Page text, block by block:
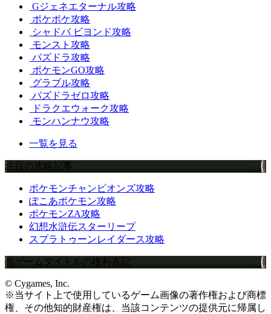
Gジェネエターナル攻略
ポケポケ攻略
シャドバ ビヨンド攻略
モンスト攻略
パズドラ攻略
ポケモンGO攻略
グラブル攻略
パズドラゼロ攻略
ドラクエウォーク攻略
モンハンナウ攻略
一覧を見る
注目の攻略記事
ポケモンチャンピオンズ攻略
ぽこあポケモン攻略
ポケモンZA攻略
幻想水滸伝スターリープ
スプラトゥーンレイダース攻略
当ゲームタイトルの権利表記
© Cygames, Inc.
※当サイト上で使用しているゲーム画像の著作権および商標
権、その他知的財産権は、当該コンテンツの提供元に帰属し